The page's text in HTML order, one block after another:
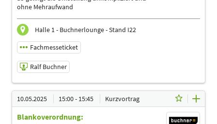
Deutsch
Themen
Ergotherapeuten | Logopäden, Sprachtherapeuten |
ohne Mehraufwand
Halle 1 - Buchnerlounge - Stand I22
Fachmesseticket
Ralf Buchner
10.05.2025 | 14:00 - 14:45
Ralf Buchner
Referent
10.05.2025 15:00 - 15:45 Kurzvortrag
Blankoverordnung: